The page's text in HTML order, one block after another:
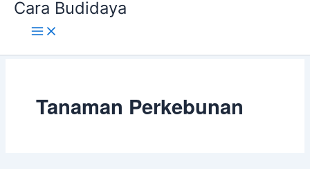
LewatiCara Budidaya
Tanaman Perkebunan